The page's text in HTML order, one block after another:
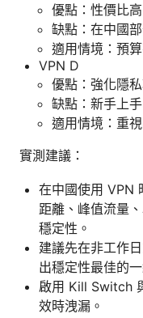
優點：性價比
缺點：在中國
適用情境：預
VPN D
優點：強化隱
缺點：新手上
適用情境：重
實測建議：
在中國使用 VPN
距離、峰值流量
穩定性。
建議先在非工作
出穩定性最佳的一
啟用 Kill Switch
效時洩漏。